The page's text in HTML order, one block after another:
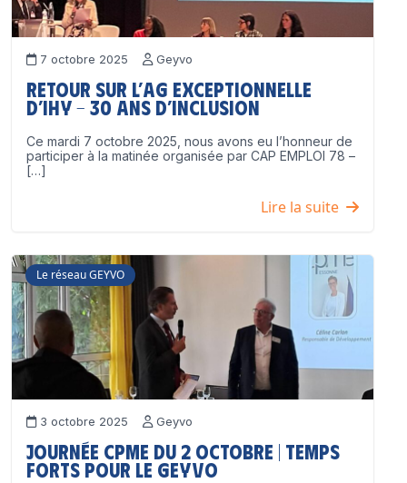
7 octobre 2025 Geyvo
Retour sur l’AG exceptionnelle
d’IHY – 30 ans d’inclusion
Ce mardi 7 octobre 2025, nous avons eu l’honneur de
participer à la matinée organisée par CAP EMPLOI 78 –
[…]
Lire la suite
Le réseau GEYVO
3 octobre 2025 Geyvo
Journée CPME du 2 octobre | Temps
forts pour le GEYVO